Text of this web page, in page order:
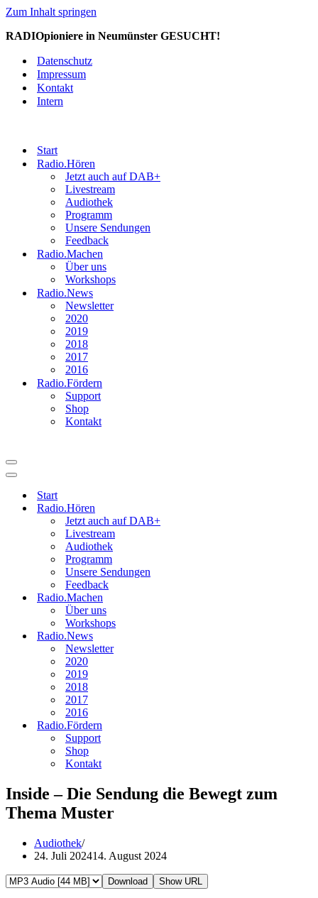
Zum Inhalt springen
RADIOpioniere in Neumünster GESUCHT!
Datenschutz
Impressum
Kontakt
Intern
Start
Radio.Hören
Jetzt auch auf DAB+
Livestream
Audiothek
Programm
Unsere Sendungen
Feedback
Radio.Machen
Über uns
Workshops
Radio.News
Newsletter
2020
2019
2018
2017
2016
Radio.Fördern
Support
Shop
Kontakt
Navigationsmenü
Navigationsmenü
Start
Radio.Hören
Jetzt auch auf DAB+
Livestream
Audiothek
Programm
Unsere Sendungen
Feedback
Radio.Machen
Über uns
Workshops
Radio.News
Newsletter
2020
2019
2018
2017
2016
Radio.Fördern
Support
Shop
Kontakt
Inside – Die Sendung die Bewegt zum
Thema Muster
Audiothek
24. Juli 202414. August 2024
Download Show URL